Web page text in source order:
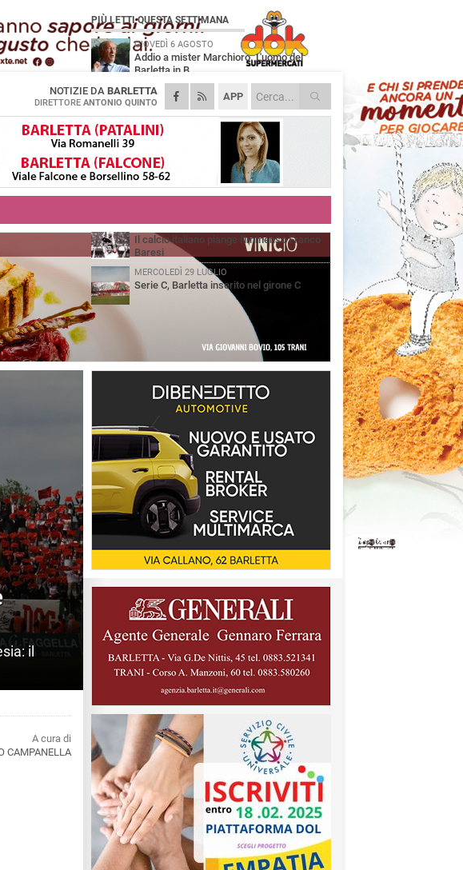
APP
NOTIZIE DA BARLETTA
DIRETTORE ANTONIO QUINTO
il
A cura di
CAMPANELLA
PIÙ LETTI QUESTA SETTIMANA
GIOVEDÌ 6 AGOSTO
Addio a mister Marchioro. L'uomo del
Barletta in B
SABATO 1 AGOSTO
Poker di Da Silva, Barletta batte Soccer
Trani 4-1 in amichevole
VENERDÌ 31 LUGLIO
Serie C Sky Wifi: fissate date e orari delle
prime otto giornate di campionato.
VENERDÌ 31 LUGLIO
Barletta 1922: un avvio tostissimo e
VENERDÌ 31 LUGLIO
Il calcio italiano piange l'immenso Franco
Baresi
MERCOLEDÌ 29 LUGLIO
Serie C, Barletta inserito nel girone C